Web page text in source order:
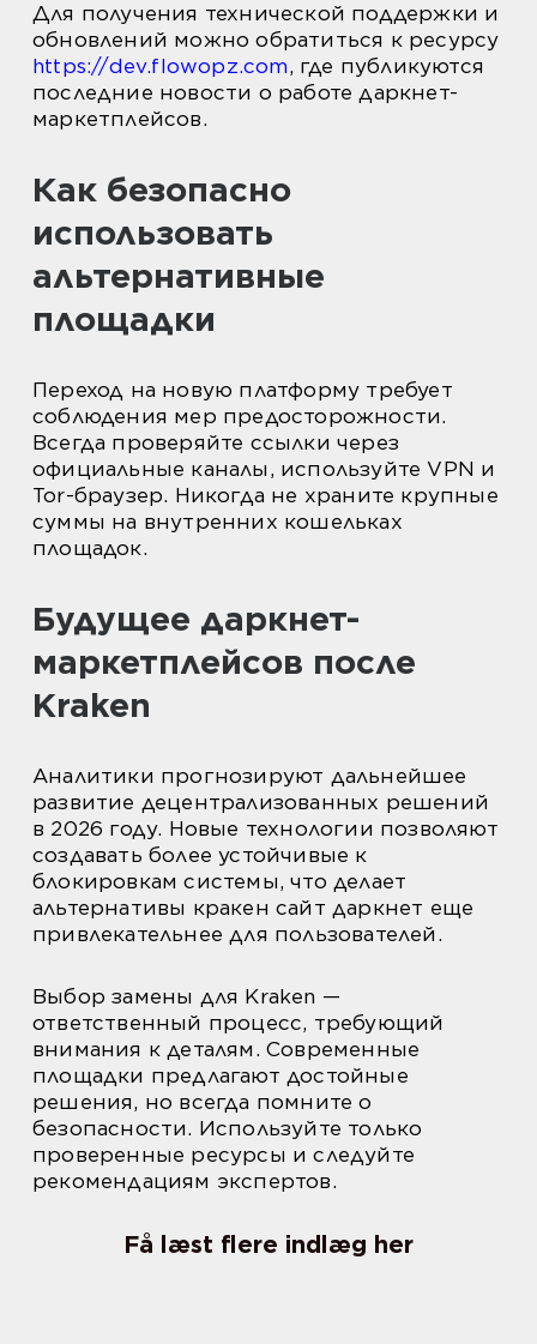
Для получения технической поддержки и
обновлений можно обратиться к ресурсу
https://dev.flowopz.com, где публикуются
последние новости о работе даркнет-
маркетплейсов.
Как безопасно
использовать
альтернативные
площадки
Переход на новую платформу требует
соблюдения мер предосторожности.
Всегда проверяйте ссылки через
официальные каналы, используйте VPN и
Tor-браузер. Никогда не храните крупные
суммы на внутренних кошельках
площадок.
Будущее даркнет-
маркетплейсов после
Kraken
Аналитики прогнозируют дальнейшее
развитие децентрализованных решений
в 2026 году. Новые технологии позволяют
создавать более устойчивые к
блокировкам системы, что делает
альтернативы кракен сайт даркнет еще
привлекательнее для пользователей.
Выбор замены для Kraken —
ответственный процесс, требующий
внимания к деталям. Современные
площадки предлагают достойные
решения, но всегда помните о
безопасности. Используйте только
проверенные ресурсы и следуйте
рекомендациям экспертов.
Få læst flere indlæg her